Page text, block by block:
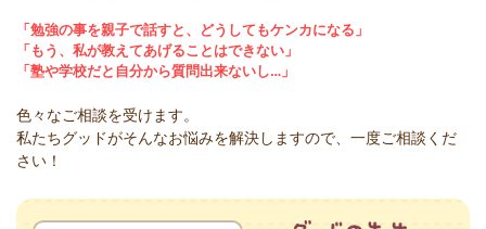
「勉強の事を親子で話すと、どうしてもケンカになる」
「もう、私が教えてあげることはできない」
「塾や学校だと自分から質問出来ないし…」
色々なご相談を受けます。
私たちグッドがそんなお悩みを解決しますので、一度ご相談くだ
さい！